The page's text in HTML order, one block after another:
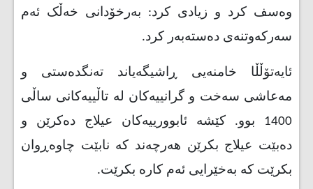
وەسف کرد و زیادی کرد: بەرخۆدانی خەڵک ئەم
سەرکەوتنەی دەستەبەر کرد.
ئایەتۆڵڵا خامنەیی ڕاشیگەیاند تەنگدەستی و
مەعاشی سەخت و گرانییەکان لە تاڵییەکانی ساڵی
1400 بوو. کێشە ئابوورییەکان عیلاج دەکرێن و
دەبێت عیلاج بکرێن هەرچەند کە نابێت چاوەڕوان
بکرێت کە بەخێرایی ئەم کارە بکرێت.